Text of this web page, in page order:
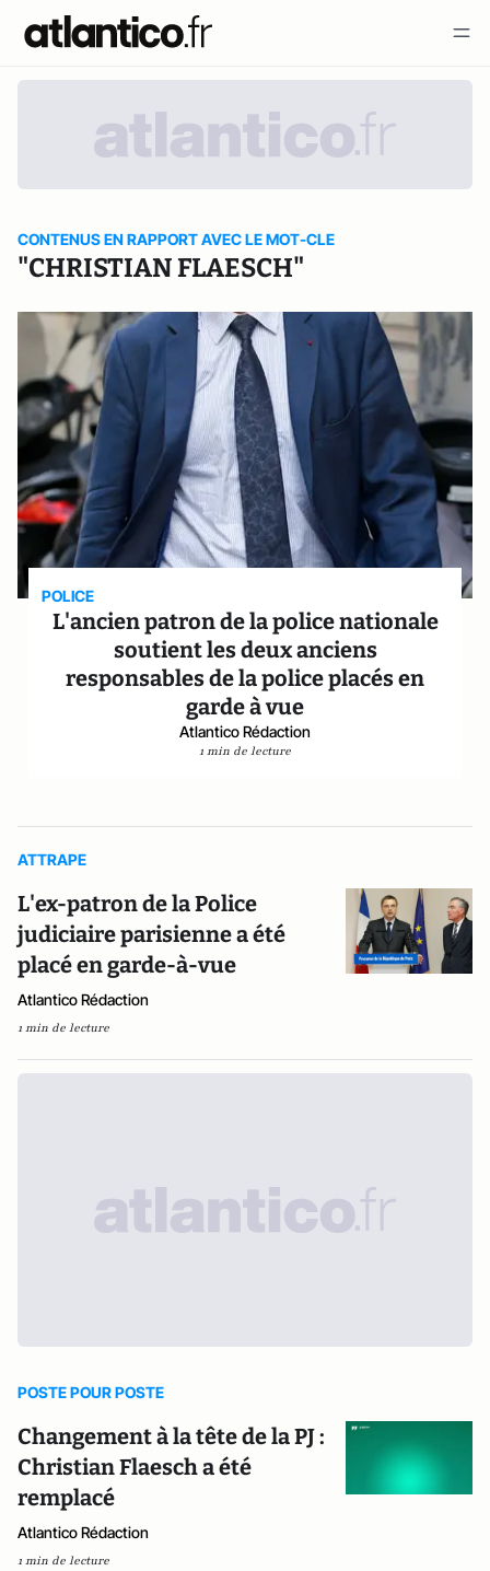
CONTENUS EN RAPPORT AVEC LE MOT-CLE
"CHRISTIAN FLAESCH"
POLICE
L'ancien patron de la police nationale
soutient les deux anciens
responsables de la police placés en
garde à vue
Atlantico Rédaction
1 min de lecture
ATTRAPE
L'ex-patron de la Police
judiciaire parisienne a été
placé en garde-à-vue
Atlantico Rédaction
1 min de lecture
POSTE POUR POSTE
Changement à la tête de la PJ :
Christian Flaesch a été
remplacé
Atlantico Rédaction
1 min de lecture